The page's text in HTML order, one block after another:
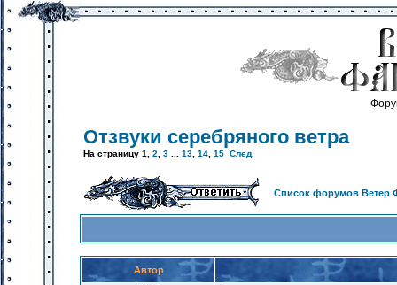
Отзвуки серебряного ветра
На страницу 1 2 3 13 14 15 След.
Список форумов Ветер
Автор